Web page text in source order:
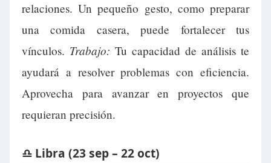
relaciones. Un pequeño gesto, como preparar
una comida casera, puede fortalecer tus
vínculos. Trabajo: Tu capacidad de análisis te
ayudará a resolver problemas con eficiencia.
Aprovecha para avanzar en proyectos que
requieran precisión.
♎ Libra (23 sep – 22 oct)